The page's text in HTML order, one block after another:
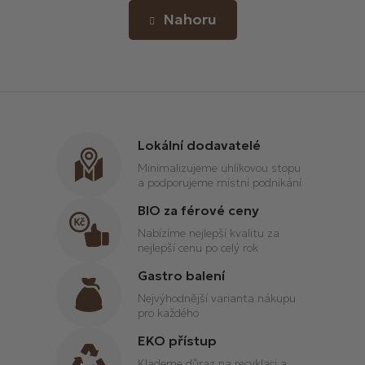
l
á
r
v
k
y
v
ý
p
s
u
k
o
Nahoru
Lokální dodavatelé
Minimalizujeme uhlíkovou stopu
a podporujeme místní podnikání
BIO za férové ceny
Nabízíme nejlepší kvalitu za
nejlepší cenu po celý rok
Gastro balení
Nejvýhodnější varianta nákupu
pro každého
EKO přístup